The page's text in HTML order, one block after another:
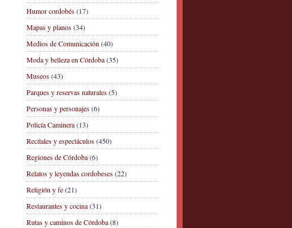
Humor cordobés(17)
Mapas y planos(34)
Medios de Comunicación (40)
Moda y belleza en Córdoba(35)
Museos(43)
Parques y reservas naturales(5)
Personas y personajes(6)
Policía Caminera(13)
Recitales y espectáculos(450)
Regiones de Córdoba(6)
Relatos y leyendas cordobeses(22)
Religión y fe(21)
Restaurantes y cocina(31)
Rutas y caminos de Córdoba(8)